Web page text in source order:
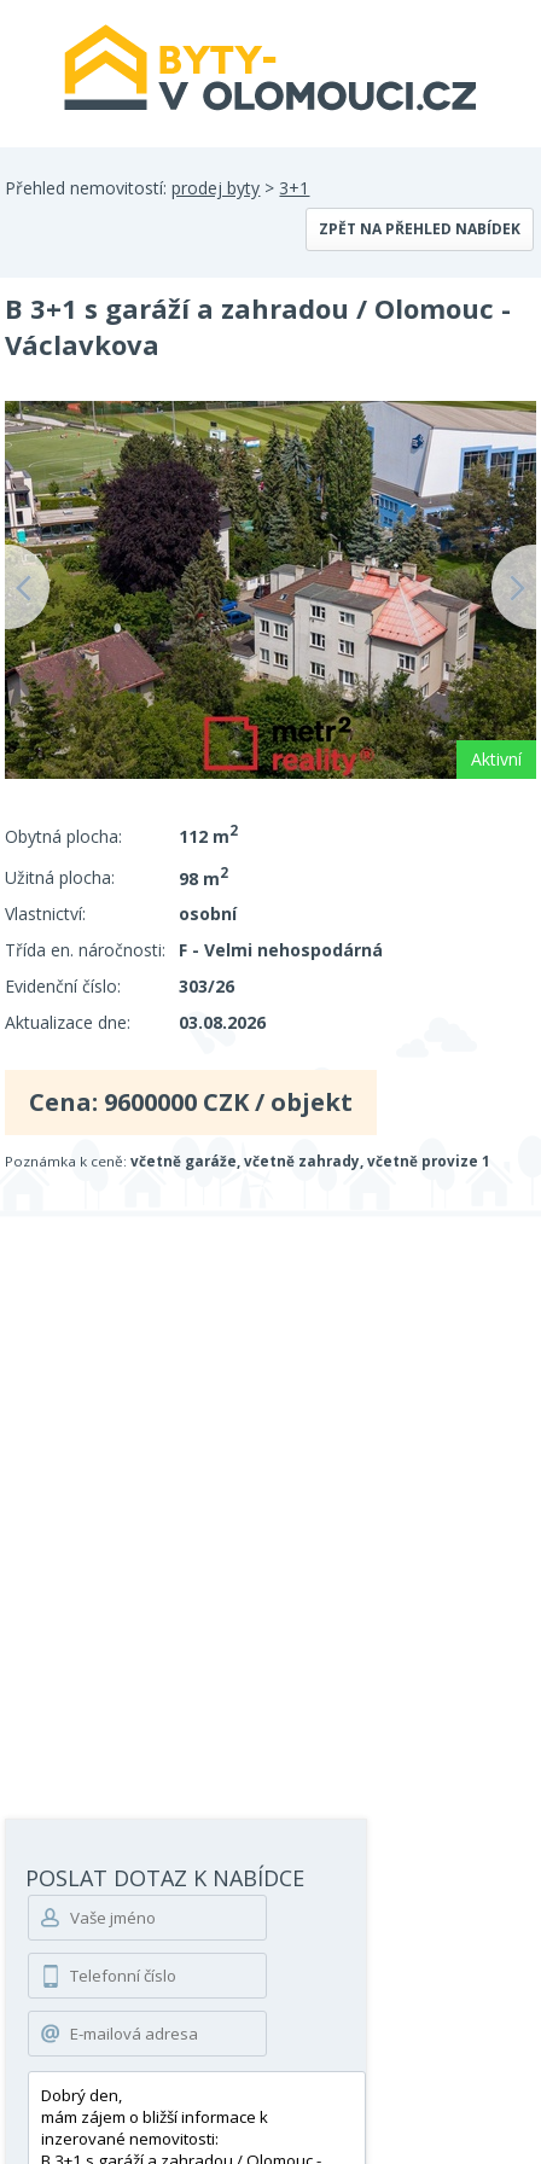
Přehled nemovitostí:prodej byty > 3+1
ZPĚT NA PŘEHLED NABÍDEK
B 3+1 s garáží a zahradou / Olomouc -
Václavkova
Aktivní
Obytná plocha: 112 m2
Užitná plocha: 98 m2
Vlastnictví:
osobní
Třída en. náročnosti:
F - Velmi nehospodárná
Evidenční číslo:
303/26
Aktualizace dne:
03.08.2026
Cena: 9600000 CZK / objekt
Poznámka k ceně:včetně garáže, včetně zahrady, včetně provize 1
POSLAT DOTAZ K NABÍDCE